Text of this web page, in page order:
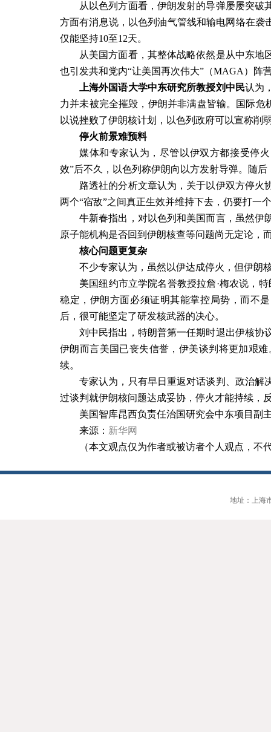
从以色列方面看，伊朗发射的导弹屡屡突
方面有消息说，以色列油气管线和输电网络在袭
仅能坚持10至12天。
从美国方面看，其整体战略依然是从中东
也引发共和党内“让美国再次伟大” （MAGA ）阵
上海外国语大学中东研究所教授刘中民认为
力并未被完全摧毁，伊朗并非满盘皆输。国际危
以说挫败了伊朗核计划，以色列政府可以宣称削
停火前景难预料
媒体和专家认为，尽管以伊双方都接受停
效”后不久，以色列称伊朗向以方发射导弹。随
路透社的分析文章认为，关于以伊双方停火
两个“宿敌”之间真正生效并维持下去，仍要打一
牛新春指出，对以色列和美国而言，虽然伊
原子能机构是否回到伊朗核查等问题尚无定论，
核心问题更复杂
不少专家认为，虽然以伊达成停火，但伊朗
美国纽约市立学院名誉教授拉詹·梅农说，
稳定，伊朗方面必须证明其能掌控局势，而不
后，很可能坚定了研发核武器的决心。
刘中民指出，特朗普第一任期时退出伊核协
伊朗而言美国已丧失信誉，伊美谈判将更加艰
续。
专家认为，只有早日重返对话谈判、政治解
过谈判就伊朗核问题达成妥协，停火才能持续，
美国智库昆西负责任治国研究会中东项目副
来源： 新华网
（本文观点仅为作者或被访者个人观点，不
地址：上海